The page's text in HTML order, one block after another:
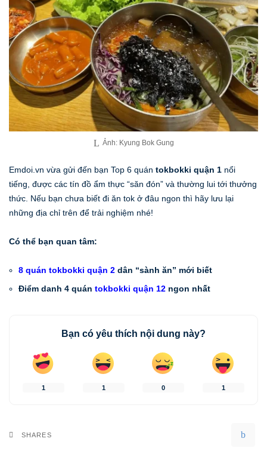
Ảnh: Kyung Bok Gung
Emdoi.vn vừa gửi đến bạn Top 6 quán tokbokki quận 1 nổi
tiếng, được các tín đồ ẩm thực “săn đón” và thường lui tới thưởng
thức. Nếu bạn chưa biết đi ăn tok ở đâu ngon thì hãy lưu lại
những địa chỉ trên để trải nghiệm nhé!
Có thể bạn quan tâm:
8 quán tokbokki quận 2 dân “sành ăn” mới biết
Điểm danh 4 quán tokbokki quận 12 ngon nhất
Bạn có yêu thích nội dung này?
1 1 0 1
SHARES